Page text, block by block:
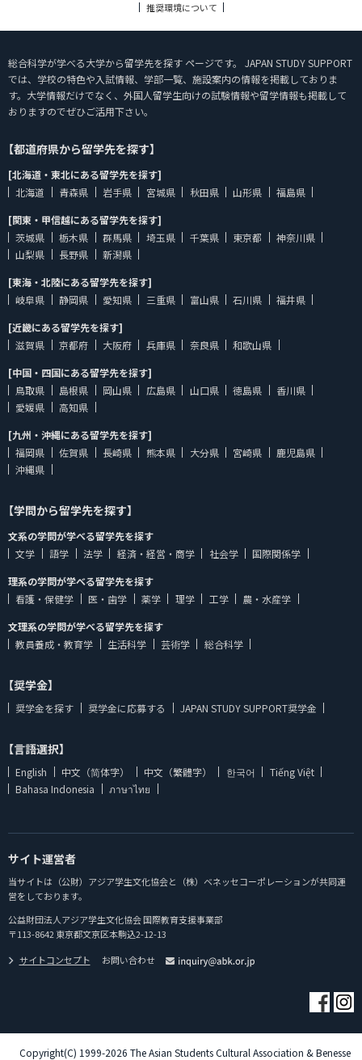
推奨環境について
総合科学が学べる大学から留学先を探す ページです。 JAPAN STUDY SUPPORT
では、学校の特色や入試情報、学部一覧、施設案内の情報を掲載しておりま
す。大学情報だけでなく、外国人留学生向けの試験情報や留学情報も掲載して
おりますのでぜひご活用下さい。
【都道府県から留学先を探す】
[北海道・東北にある留学先を探す]
北海道
青森県 岩手県 宮城県 秋田県 山形県
福島県
[関東・甲信越にある留学先を探す]
茨城県
栃木県 群馬県 埼玉県 千葉県 東京都
神奈川県
山梨県
長野県
新潟県
[東海・北陸にある留学先を探す]
岐阜県
静岡県 愛知県 三重県 富山県 石川県
福井県
[近畿にある留学先を探す]
滋賀県
京都府 大阪府 兵庫県 奈良県
和歌山県
[中国・四国にある留学先を探す]
鳥取県
島根県 岡山県 広島県 山口県 徳島県
香川県
愛媛県
高知県
[九州・沖縄にある留学先を探す]
福岡県
佐賀県 長崎県 熊本県 大分県 宮崎県
鹿児島県
沖縄県
【学問から留学先を探す】
文系の学問が学べる留学先を探す
文学
語学 法学 経済・経営・商学 社会学
国際関係学
理系の学問が学べる留学先を探す
看護・保健学
医・歯学 薬学 理学 工学
農・水産学
文理系の学問が学べる留学先を探す
教員養成・教育学
生活科学 芸術学 総合科学
【奨学金】
奨学金を探す 奨学金に応募する JAPAN STUDY SUPPORT奨学金
【言語選択】
English 中文（简体字） 中文（繁體字） 한국어
Tiếng Việt
Bahasa Indonesia
ภาษาไทย
サイト運営者
当サイトは（公財）アジア学生文化協会と（株）ベネッセコーポレーションが共同運
営をしております。
公益財団法人アジア学生文化協会 国際教育支援事業部
〒113-8642 東京都文京区本駒込2-12-13
サイトコンセプト
お問い合わせ
Copyright(C) 1999-2026 The Asian Students Cultural Association & Benesse